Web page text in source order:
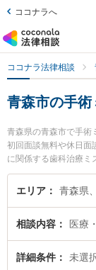
ココナラへ
ココナラ法律相談
青森市の手
青森県の青森市で手術
初回面談無料や休日面
に関係する歯科治療ミ
野での絞り込み検索も
士や青い森法律事務
故のトラブル解決の
手術ミスによる医療事
い』などでお困りの相
エリア 青森県
相談内容 医療
詳細条件 未選